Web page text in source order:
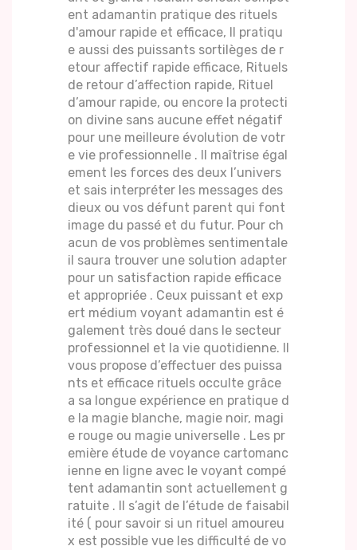
ent adamantin pratique des rituels
d'amour rapide et efficace, Il pratiqu
e aussi des puissants sortilèges de r
etour affectif rapide efficace, Rituels
de retour d’affection rapide, Rituel
d’amour rapide, ou encore la protecti
on divine sans aucune effet négatif
pour une meilleure évolution de votr
e vie professionnelle . Il maîtrise égal
ement les forces des deux l’univers
et sais interpréter les messages des
dieux ou vos défunt parent qui font
image du passé et du futur. Pour ch
acun de vos problèmes sentimentale
il saura trouver une solution adapter
pour un satisfaction rapide efficace
et appropriée . Ceux puissant et exp
ert médium voyant adamantin est é
galement très doué dans le secteur
professionnel et la vie quotidienne. Il
vous propose d’effectuer des puissa
nts et efficace rituels occulte grâce
a sa longue expérience en pratique d
e la magie blanche, magie noir, magi
e rouge ou magie universelle . Les pr
emière étude de voyance cartomanc
ienne en ligne avec le voyant compé
tent adamantin sont actuellement g
ratuite . Il s’agit de l’étude de faisabil
ité ( pour savoir si un rituel amoureu
x est possible vue les difficulté de vo